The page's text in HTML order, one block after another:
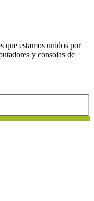
que estamos unidos por
y consolas de